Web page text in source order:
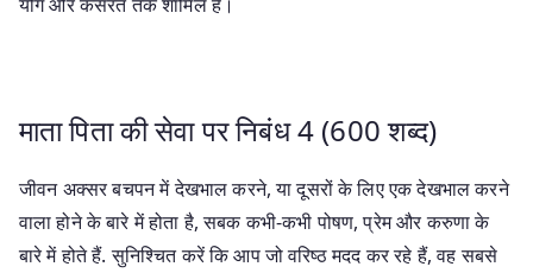
माता पिता की सेवा पर निबंध 4 (600 शब्द)
जीवन अक्सर बचपन में देखभाल करने, या दूसरों के लिए एक देखभाल करने
वाला होने के बारे में होता है, सबक कभी-कभी पोषण, प्रेम और करुणा के
बारे में होते हैं. सुनिश्चित करें कि आप जो वरिष्ठ मदद कर रहे हैं, वह सबसे